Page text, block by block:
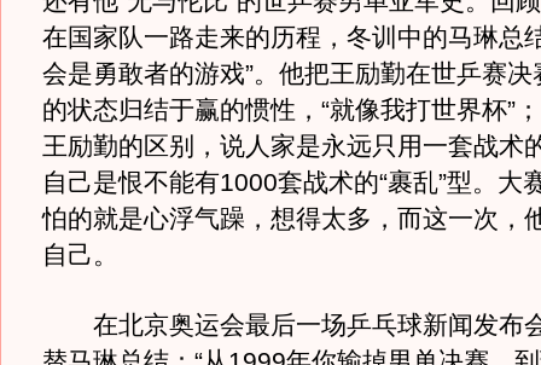
在国家队一路走来的历程，冬训中的马琳总
会是勇敢者的游戏”。他把王励勤在世乒赛
的状态归结于赢的惯性，“就像我打世界杯”
王励勤的区别，说人家是永远只用一套战术
自己是恨不能有1000套战术的“裹乱”型。大
怕的就是心浮气躁，想得太多，而这一次，
自己。
在北京奥运会最后一场乒乓球新闻发布